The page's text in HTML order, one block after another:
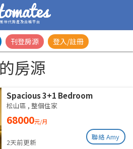
新世代房產及合租平台
刊登房源 登入/註冊
房源
Spacious 3+1 Bedroom
Residence | Songshan District |
Taipei Arena MRTSpacious 42-
Ping Designer Apartment | Near
松山區 , 整個住家
68000元/月
2天前更新
聯絡 Amy